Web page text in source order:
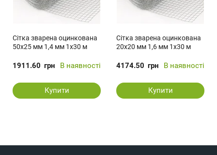
Сітка зварена оцинкована
50х25 мм 1,4 мм 1х30 м
1911.60 грн В наявності
Купити
Сітка зварена оцинкована
20х20 мм 1,6 мм 1х30 м
4174.50 грн В наявності
Купити